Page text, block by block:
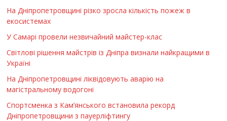
На Дніпропетровщині різко зросла кількість пожеж в
екосистемах
У Самарі провели незвичайний майстер-клас
Світлові рішення майстрів із Дніпра визнали найкращими в
Україні
На Дніпропетровщині ліквідовують аварію на
магістральному водогоні
Спортсменка з Кам’янського встановила рекорд
Дніпропетровщини з пауерліфтингу